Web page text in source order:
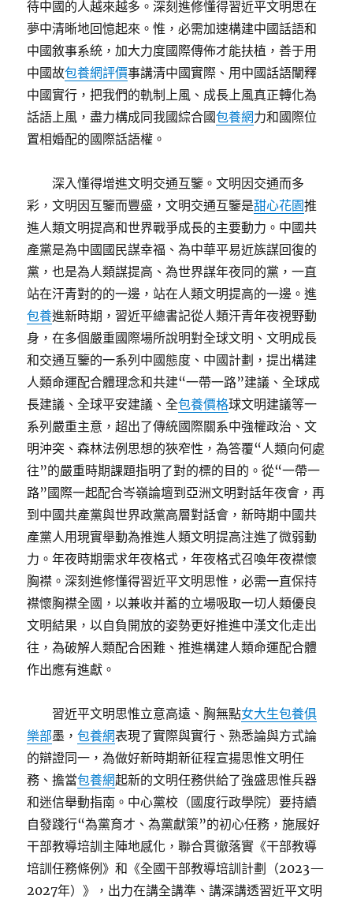
待中國的人越來越多。深刻進修懂得習近平文明思在
夢中清晰地回憶起來。惟，必需加速構建中國話語和
中國敘事系統，加大力度國際傳佈才能扶植，善于用
中國故包養網評價事講清中國實際、用中國話語闡釋
中國實行，把我們的軌制上風、成長上風真正轉化為
話語上風，盡力構成同我國綜合國包養網力和國際位
置相婚配的國際話語權。
深入懂得增進文明交通互鑒。文明因交通而多
彩，文明因互鑒而豐盛，文明交通互鑒是甜心花園推
進人類文明提高和世界戰爭成長的主要動力。中國共
產黨是為中國國民謀幸福、為中華平易近族謀回復的
黨，也是為人類謀提高、為世界謀年夜同的黨，一直
站在汗青對的的一邊，站在人類文明提高的一邊。進
包養進新時期，習近平總書記從人類汗青年夜視野動
身，在多個嚴重國際場所說明對全球文明、文明成長
和交通互鑒的一系列中國態度、中國計劃，提出構建
人類命運配合體理念和共建“一帶一路”建議、全球成
長建議、全球平安建議、全包養價格球文明建議等一
系列嚴重主意，超出了傳統國際關系中強權政治、文
明沖突、森林法例思想的狹窄性，為答覆“人類向何處
往”的嚴重時期課題指明了對的標的目的。從“一帶一
路”國際一起配合岑嶺論壇到亞洲文明對話年夜會，再
到中國共產黨與世界政黨高層對話會，新時期中國共
產黨人用現實舉動為推進人類文明提高注進了微弱動
力。年夜時期需求年夜格式，年夜格式召喚年夜襟懷
胸襟。深刻進修懂得習近平文明思惟，必需一直保持
襟懷胸襟全國，以兼收并蓄的立場吸取一切人類優良
文明結果，以自負開放的姿勢更好推進中漢文化走出
往，為破解人類配合困難、推進構建人類命運配合體
作出應有進獻。
習近平文明思惟立意高遠、胸無點女大生包養俱
樂部墨，包養網表現了實際與實行、熟悉論與方式論
的辯證同一，為做好新時期新征程宣揚思惟文明任
務、擔當包養網起新的文明任務供給了強盛思惟兵器
和迷信舉動指南。中心黨校（國度行政學院）要持續
自發踐行“為黨育才、為黨獻策”的初心任務，施展好
干部教導培訓主陣地感化，聯合貫徹落實《干部教導
培訓任務條例》和《全國干部教導培訓計劃（2023—
2027年）》，出力在講全講準、講深講透習近平文明